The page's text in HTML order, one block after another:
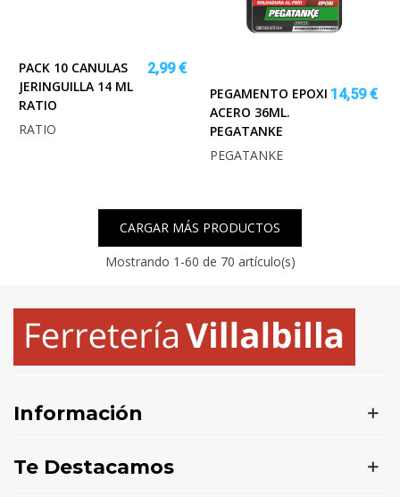
PACK 10 CANULAS
JERINGUILLA 14 ML
RATIO
2,99 €
RATIO
PEGAMENTO EPOXI
ACERO 36ML.
PEGATANKE
14,59 €
PEGATANKE
CARGAR MÁS PRODUCTOS
Mostrando 1 -60 de 70 artículo(s)
Información
Te Destacamos